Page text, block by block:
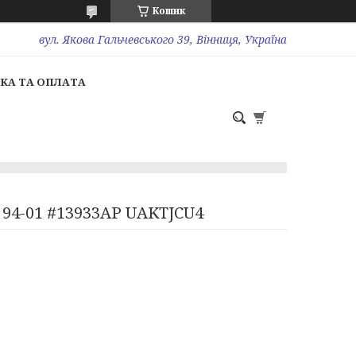
Кошик
вул. Якова Гальчевського 39, Вінниця, Україна
ТА ОПЛАТА
01 #13933AP UAKTJCU4